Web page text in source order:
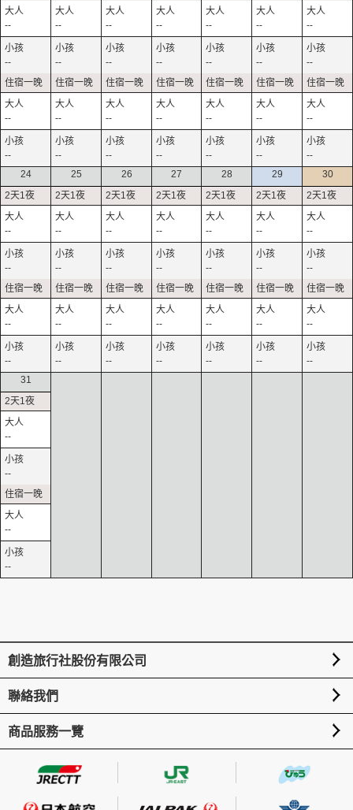
--
--
--
--
--
--
--
--
--
--
--
--
--
--
--
--
--
--
--
--
--
--
--
--
--
--
--
--
24
--
--
--
--
25
--
--
--
--
26
--
--
--
--
27
--
--
--
--
28
--
--
--
--
29
--
--
--
--
30
--
--
--
--
31
--
--
--
--
創造旅行社股份有限公司
聯絡我們
商品服務一覽